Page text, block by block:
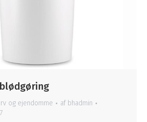
og ejendomme af bhadmin